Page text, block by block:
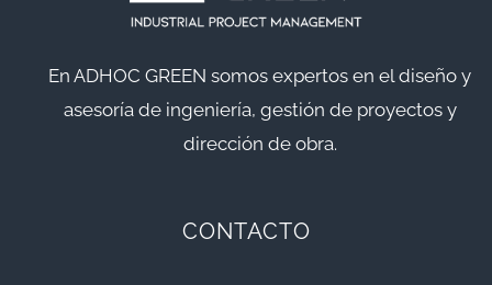
En ADHOC GREEN somos expertos en el diseño y
asesoría de ingeniería, gestión de proyectos y
dirección de obra.
CONTACTO